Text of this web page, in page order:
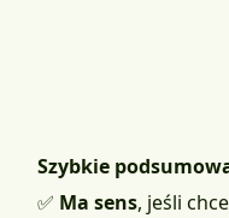
Szybkie
✅ Ma sens, jeśli